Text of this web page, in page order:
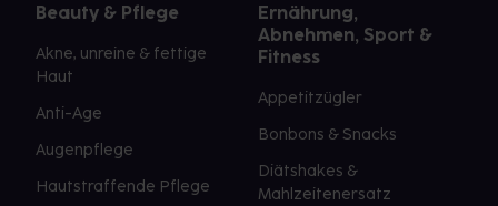
Beauty & Pflege
Akne, unreine & fettige
Haut
Anti-Age
Augenpflege
Hautstraffende Pflege
Ernährung,
Abnehmen, Sport &
Fitness
Appetitzügler
Bonbons & Snacks
Diätshakes &
Mahlzeitenersatz